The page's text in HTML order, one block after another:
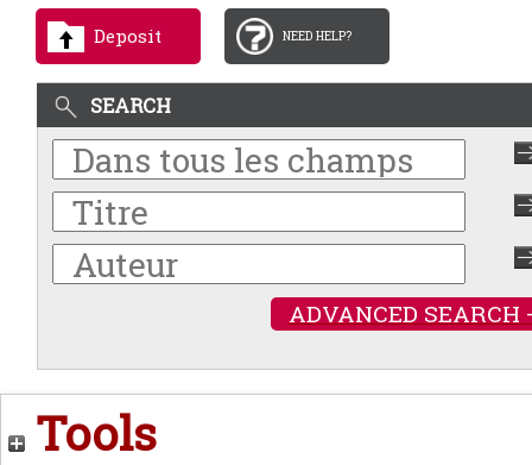
Deposit NEED HELP?
SEARCH
ADVANCED SEARCH
Tools